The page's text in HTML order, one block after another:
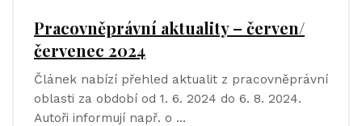
Pracovněprávní aktuality – červen/
červenec 2024
Článek nabízí přehled aktualit z pracovněprávní
oblasti za období od 1. 6. 2024 do 6. 8. 2024.
Autoři informují např. o …